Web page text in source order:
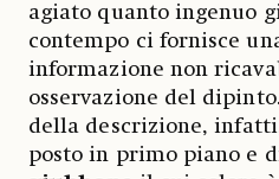
agiato quanto ingenuo
contempo ci fornisce
informazione non
osservazione del
della descrizione,
posto in primo piano e